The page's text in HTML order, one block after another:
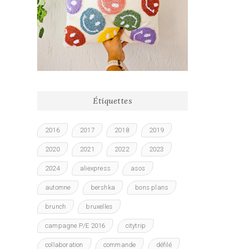
Étiquettes
2016 2017 2018 2019
2020 2021 2022 2023
2024 aliexpress asos
automne bershka bons plans
brunch bruxelles
campagne P/E 2016 citytrip
collaboration commande défilé